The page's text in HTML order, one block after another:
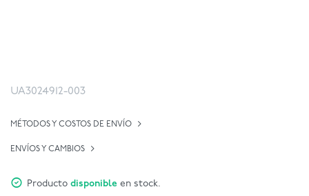
UA3024912-003
MÉTODOS Y COSTOS DE ENVÍO
ENVÍOS Y CAMBIOS
Producto disponible en stock.